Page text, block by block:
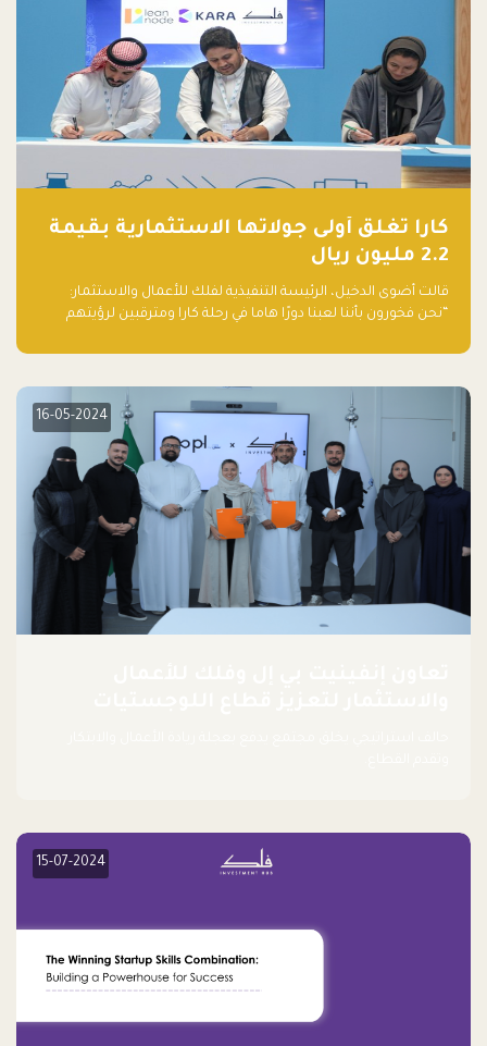
كارا تغلق أولى جولاتها الاستثمارية بقيمة
2.2 مليون ريال
قالت أضوى الدخيل، الرئيسة التنفيذية لفلك للأعمال والاستثمار:
“نحن فخورون بأننا لعبنا دورًا هاما في رحلة كارا ومترقبين لرؤيتهم
جيدًا لكوكبنا فحسب، بل إنه جيد أيضًا للأعمال”.
16-05-2024
15-07-2024